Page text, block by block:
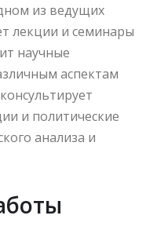
из ведущих
лекции и семинары
научные
аспектам
и политические
анализа и